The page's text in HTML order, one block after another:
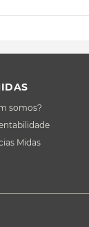
somos?
Midas